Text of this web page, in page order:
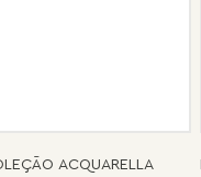
ACQUARELLA